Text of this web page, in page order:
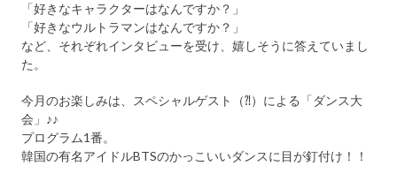
「好きなキャラクターはなんですか？」
「好きなウルトラマンはなんですか？」
など、それぞれインタビューを受け、嬉しそうに答えていまし
た。
今月のお楽しみは、スペシャルゲスト（⁈）による「ダンス大
会」♪♪
プログラム1番。
韓国の有名アイドルBTSのかっこいいダンスに目が釘付け！！